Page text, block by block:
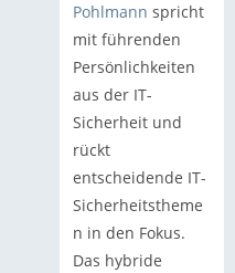
Pohlmann spricht
mit führenden
Persönlichkeiten
aus der IT-
Sicherheit und
rückt
entscheidende IT-
Sicherheitstheme
n in den Fokus.
Das hybride